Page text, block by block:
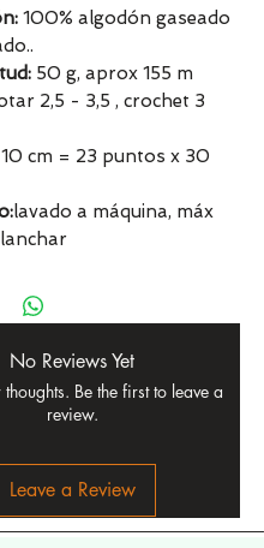
100% algodón gaseado
50 g, aprox 155 m
2,5 - 3,5 , crochet 3
cm = 23 puntos x 30
lavado a máquina, máx
No Reviews Yet
Be the first to leave a
review.
Leave a Review